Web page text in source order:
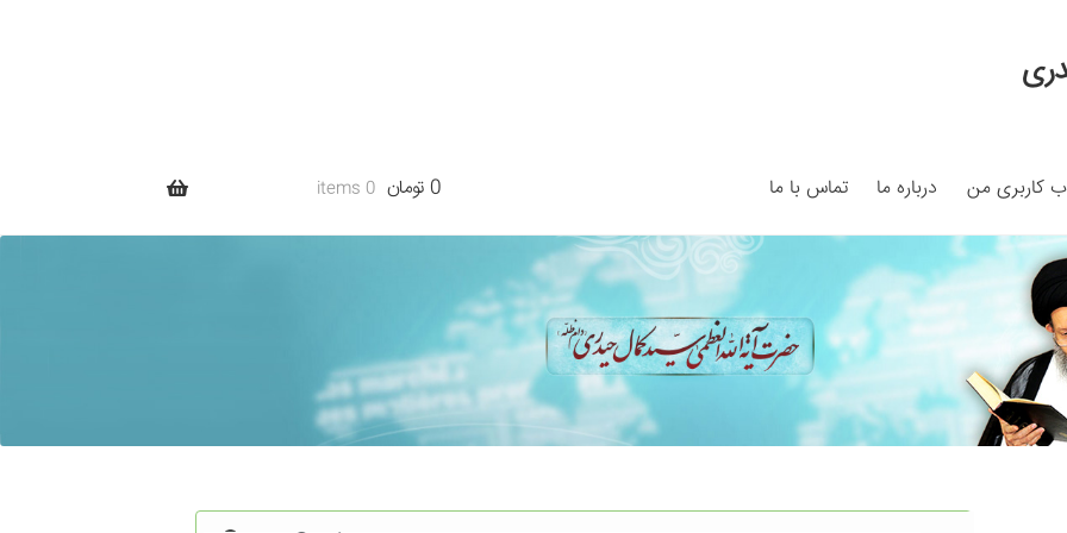
کاربری من درباره ما تماس با ما
My
Search Results
Shop برگه نمونه برگه نمونه بلاگ پرداخت
سبد خرید قوانین و مقررات
0 تومان 0 items